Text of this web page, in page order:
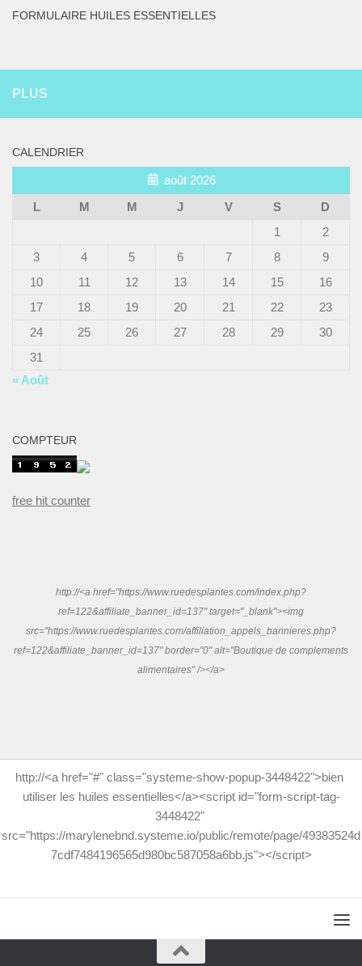
FORMULAIRE HUILES ESSENTIELLES
PLUS
CALENDRIER
août 2026
L
M M J V S
D
1
2
3
4 5 6 7 8
9
10
11 12 13 14 15
16
17
18 19 20 21 22
23
24
25 26 27 28 29
30
31
« Août
COMPTEUR
free hit counter
http://<a href="https://www.ruedesplantes.com/index.php?
ref=122&affiliate_banner_id=137" target="_blank"><img
src="https://www.ruedesplantes.com/affiliation_appels_bannieres.php?
ref=122&affiliate_banner_id=137" border="0" alt="Boutique de complements
alimentaires" /></a>
http://<a href="#" class="systeme-show-popup-3448422">bien
utiliser les huiles essentielles</a><script id="form-script-tag-
3448422"
src="https://marylenebnd.systeme.io/public/remote/page/49383524d
7cdf7484196565d980bc587058a6bb.js"></script>